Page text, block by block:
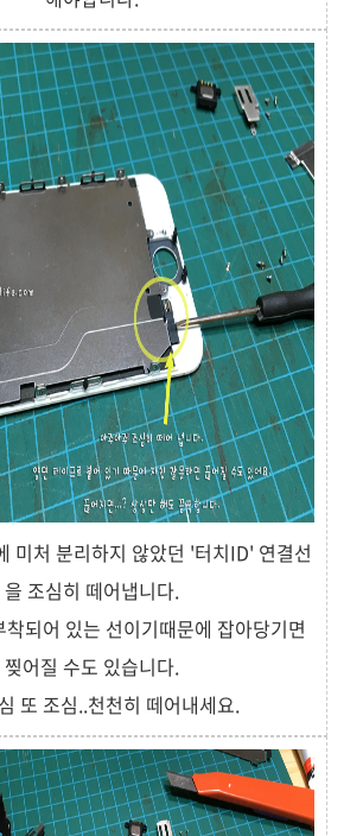
미처 분리하지 않았던 '터치ID' 연결선
을 조심히 떼어냅니다.
되어 있는 선이기때문에 잡아당기면
찢어질 수도 있습니다.
또 조심..천천히 떼어내세요.